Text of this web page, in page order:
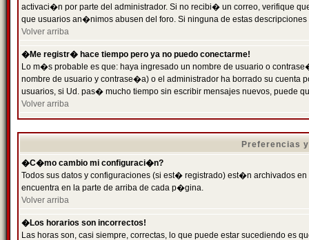
activaci�n por parte del administrador. Si no recibi� un correo, verifique
que usuarios an�nimos abusen del foro. Si ninguna de estas
Volver arriba
�Me registr� hace tiempo pero ya no puedo conectarme!
Lo m�s probable es que: haya ingresado un nombre de usuario o
nombre de usuario y contrase�a) o el administrador ha borrado su
usuarios, si Ud. pas� mucho tiempo sin escribir mensajes nuevos, puede
Volver arriba
Preferencias
�C�mo cambio mi configuraci�n?
Todos sus datos y configuraciones (si est� registrado) est�n archivados
encuentra en la parte de arriba de cada p�gina.
Volver arriba
�Los horarios son incorrectos!
Las horas son, casi siempre, correctas, lo que puede estar sucediendo es